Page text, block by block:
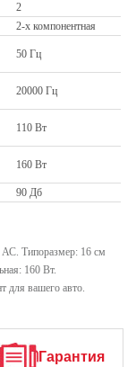
2
2-х компонентная
50 Гц
20000 Гц
110 Вт
160 Вт
90 Дб
Типоразмер: 16 см
160 Вт.
для вашего авто.
Гарантия